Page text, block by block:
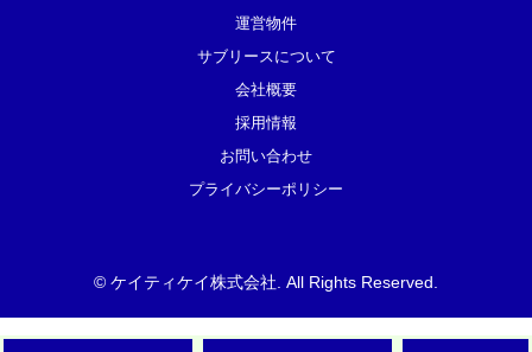
運営物件
サブリースについて
会社概要
採用情報
お問い合わせ
プライバシーポリシー
© ケイティケイ株式会社 . All Rights Reserved.